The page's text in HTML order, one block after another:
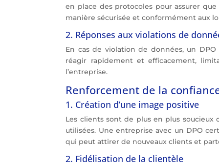
en place des protocoles pour assurer
manière sécurisée et conformément aux
2. Réponses aux violations de
En cas de violation de données, un
réagir rapidement et efficacement,
l’entreprise.
Renforcement de la
1. Création d’une image positive
Les clients sont de plus en plus
utilisées. Une entreprise avec un DPO
qui peut attirer de nouveaux clients et
2. Fidélisation de la clientèle